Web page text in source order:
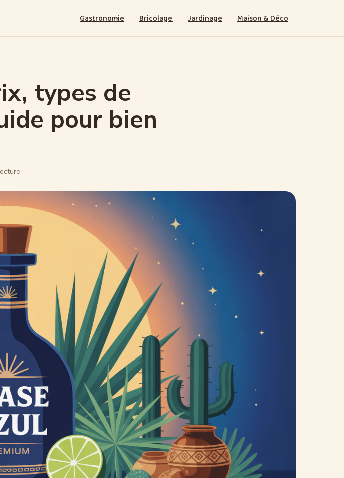
Gastronomie Bricolage Jardinage Maison & Déco
types de
pour bien